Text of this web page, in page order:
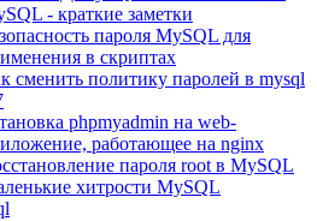
- краткие заметки
пароля MySQL для
в скриптах
сменить политику паролей в mysql
phpmyadmin на web-
работающее на nginx
пароля root в MySQL
хитрости MySQL